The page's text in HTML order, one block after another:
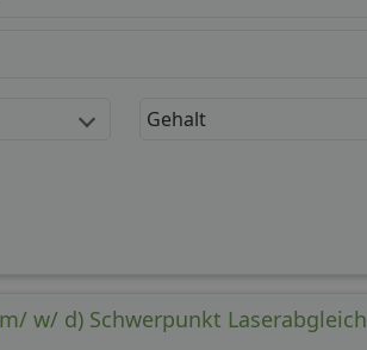
Gehalt
w/ d) Schwerpunkt Laserabgleich